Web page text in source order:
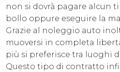
non si dovrà pagare alcun
bollo oppure eseguire la
Grazie al noleggio auto
muoversi in completa
più si preferisce tra luoghi
Questo tipo di contratto